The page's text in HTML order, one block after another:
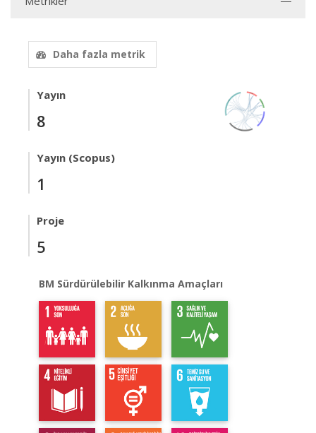
Daha fazla metrik
Yayın
8
Yayın (Scopus)
1
Proje
5
BM Sürdürülebilir Kalkınma Amaçları